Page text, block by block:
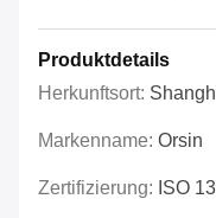
Produktdetails
Herkunftsort:
Markenname: Orsin
Zertifizierung: ISO